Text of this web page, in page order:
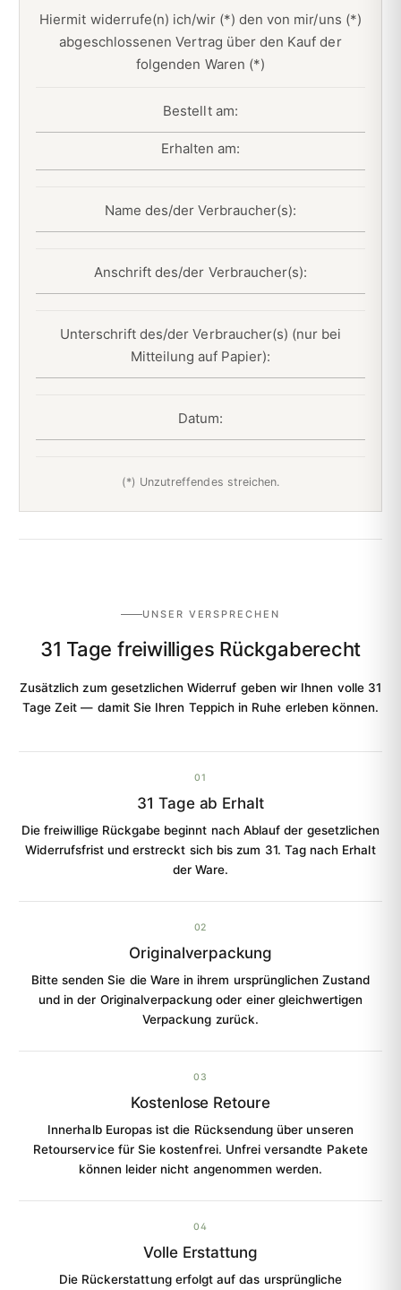
Hiermit widerrufe(n) ich/wir (*) den von mir/uns (*)
abgeschlossenen Vertrag über den Kauf der
folgenden Waren (*)
Bestellt am:
Erhalten am:
Name des/der Verbraucher(s):
Anschrift des/der Verbraucher(s):
Unterschrift des/der Verbraucher(s) (nur bei
Mitteilung auf Papier):
Datum:
(*) Unzutreffendes streichen.
UNSER VERSPRECHEN
31 Tage freiwilliges Rückgaberecht
Zusätzlich zum gesetzlichen Widerruf geben wir Ihnen volle 31
Tage Zeit — damit Sie Ihren Teppich in Ruhe erleben können.
01
31 Tage ab Erhalt
Die freiwillige Rückgabe beginnt nach Ablauf der gesetzlichen
Widerrufsfrist und erstreckt sich bis zum 31. Tag nach Erhalt
der Ware.
02
Originalverpackung
Bitte senden Sie die Ware in ihrem ursprünglichen Zustand
und in der Originalverpackung oder einer gleichwertigen
Verpackung zurück.
03
Kostenlose Retoure
Innerhalb Europas ist die Rücksendung über unseren
Retourservice für Sie kostenfrei. Unfrei versandte Pakete
können leider nicht angenommen werden.
04
Volle Erstattung
Die Rückerstattung erfolgt auf das ursprüngliche